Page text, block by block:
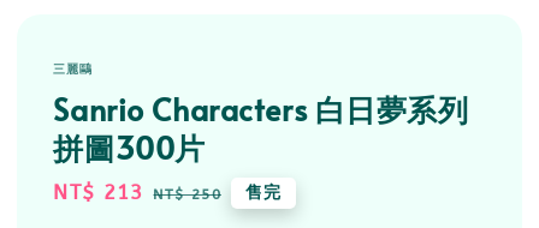
三麗鷗
Sanrio Characters 白日夢系列
拼圖300片
Sale
NT$ 213 Regular
NT$ 250 售完